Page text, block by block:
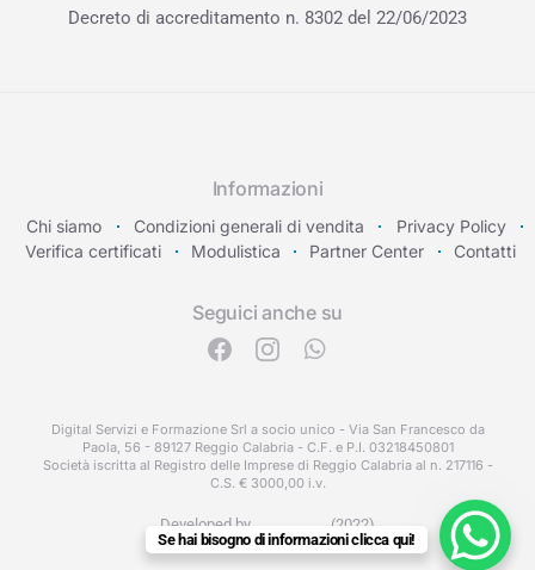
Decreto di accreditamento n. 8302 del 22/06/2023
Informazioni
Chi siamo Condizioni generali di vendita
Privacy Policy
Verifica certificati
Modulistica Partner Center Contatti
Seguici anche su
Digital Servizi e Formazione Srl a socio unico - Via San Francesco da
Paola, 56 - 89127 Reggio Calabria - C.F. e P.I. 03218450801
Società iscritta al Registro delle Imprese di Reggio Calabria al n. 217116 -
C.S. € 3000,00 i.v.
Developed by
(2022)
Se hai bisogno di informazioni clicca qui!